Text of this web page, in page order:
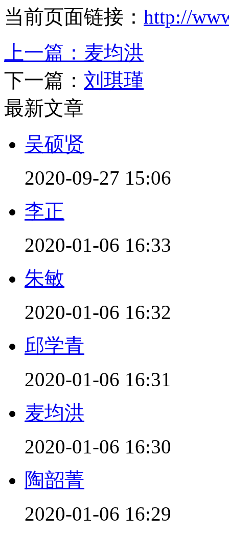
当前页面链接： http://
上一篇： 麦均洪
下一篇： 刘琪瑾
最新文章
吴硕贤
2020-09-27 15:06
李正
2020-01-06 16:33
朱敏
2020-01-06 16:32
邱学青
2020-01-06 16:31
麦均洪
2020-01-06 16:30
陶韶菁
2020-01-06 16:29